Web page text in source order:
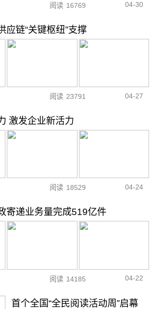
阅读 16769 04-30
应链“关键枢纽”支撑
阅读 23791 04-27
激发企业新活力
阅读 18529 04-24
寄递业务量完成519亿件
阅读 14185 04-22
首个全国“全民阅读活动周”启幕